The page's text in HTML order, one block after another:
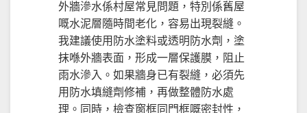
外牆滲水係村屋常見問題，特別係舊屋
嘅水泥層隨時間老化，容易出現裂縫。
我建議使用防水塗料或透明防水劑，塗
抹喺外牆表面，形成一層保護膜，阻止
雨水滲入。如果牆身已有裂縫，必須先
用防水填縫劑修補，再做整體防水處
理。同時，檢查窗框同門框嘅密封性，